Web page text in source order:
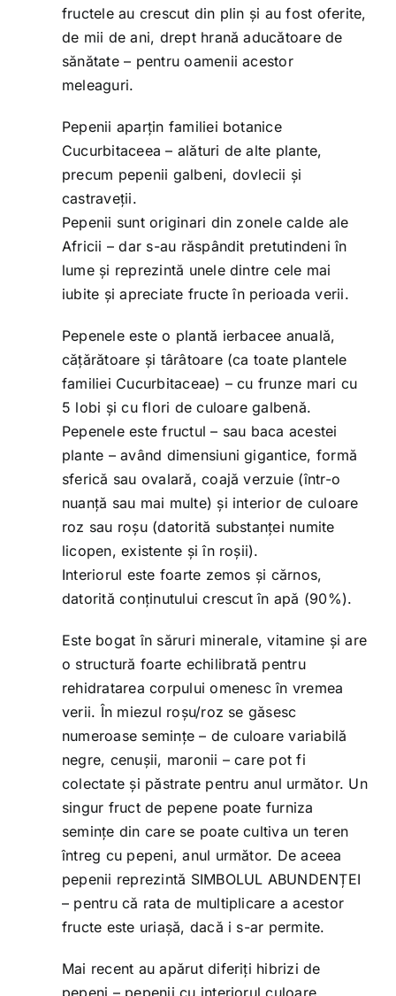
fructele au crescut din plin și au fost oferite,
de mii de ani, drept hrană aducătoare de
sănătate – pentru oamenii acestor
meleaguri.
Pepenii aparțin familiei botanice
Cucurbitaceea – alături de alte plante,
precum pepenii galbeni, dovlecii și
castraveții.
Pepenii sunt originari din zonele calde ale
Africii – dar s-au răspândit pretutindeni în
lume și reprezintă unele dintre cele mai
iubite și apreciate fructe în perioada verii.
Pepenele este o plantă ierbacee anuală,
cățărătoare și târâtoare (ca toate plantele
familiei Cucurbitaceae) – cu frunze mari cu
5 lobi și cu flori de culoare galbenă.
Pepenele este fructul – sau baca acestei
plante – având dimensiuni gigantice, formă
sferică sau ovalară, coajă verzuie (într-o
nuanță sau mai multe) și interior de culoare
roz sau roșu (datorită substanței numite
licopen, existente și în roșii).
Interiorul este foarte zemos și cărnos,
datorită conținutului crescut în apă (90%).
Este bogat în săruri minerale, vitamine și are
o structură foarte echilibrată pentru
rehidratarea corpului omenesc în vremea
verii. În miezul roșu/roz se găsesc
numeroase semințe – de culoare variabilă
negre, cenușii, maronii – care pot fi
colectate și păstrate pentru anul următor. Un
singur fruct de pepene poate furniza
semințe din care se poate cultiva un teren
întreg cu pepeni, anul următor. De aceea
pepenii reprezintă SIMBOLUL ABUNDENȚEI
– pentru că rata de multiplicare a acestor
fructe este uriașă, dacă i s-ar permite.
Mai recent au apărut diferiți hibrizi de